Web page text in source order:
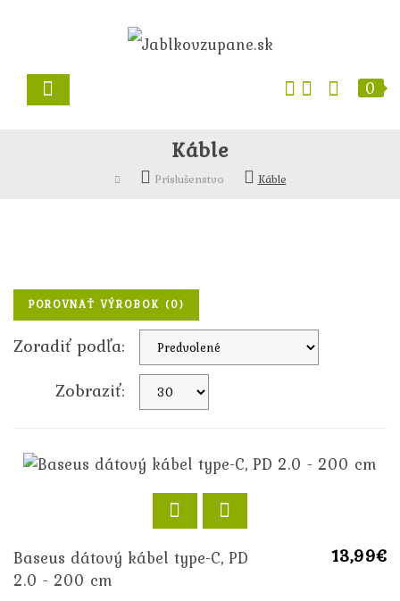
0
Káble
Príslušenstvo Káble
POROVNAŤ VÝROBOK (0)
Zoradiť podľa:
Zobraziť:
Baseus dátový kábel type-C, PD
2.0 - 200 cm
13,99€